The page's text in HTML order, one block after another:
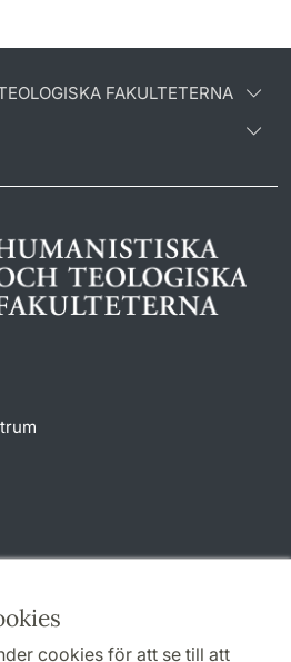
cookies för att se till att
FAKULTETERNA